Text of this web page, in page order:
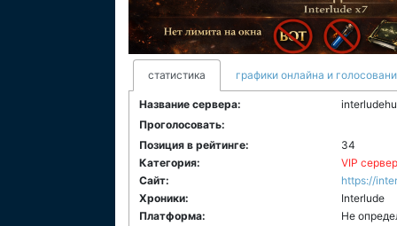
статистика графики онлайна и
Название сервера:
Проголосовать:
Позиция в рейтинге:
34
Категория:
VIP
Сайт:
https://
Хроники:
Interlude
Платформа:
Не